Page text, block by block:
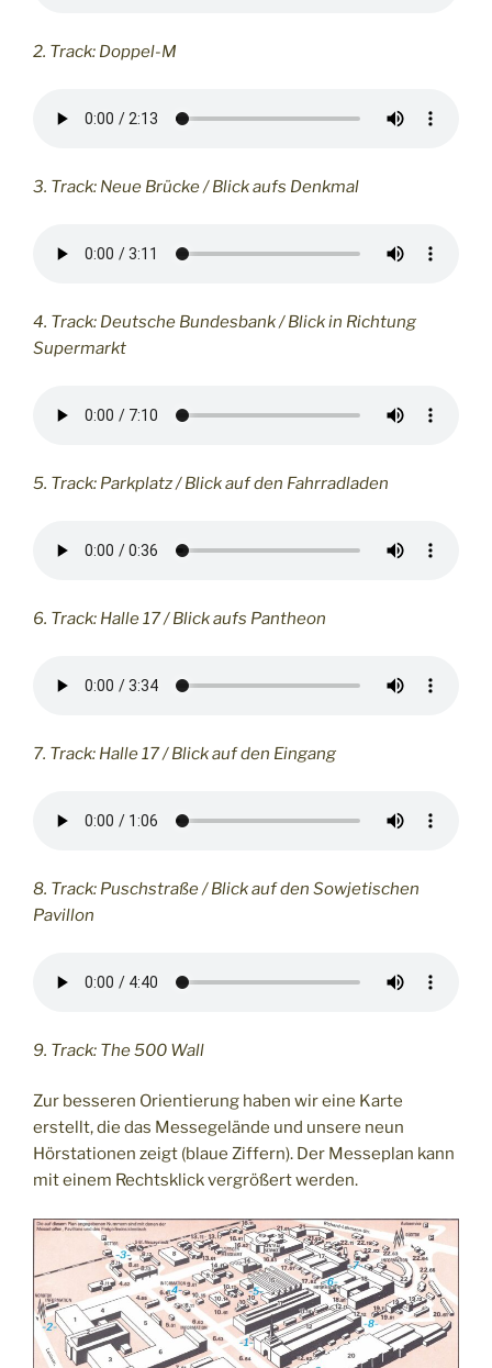
2. Track: Doppel-M
3. Track: Neue Brücke / Blick aufs Denkmal
4. Track: Deutsche Bundesbank / Blick in Richtung
Supermarkt
5. Track: Parkplatz / Blick auf den Fahrradladen
6. Track: Halle 17 / Blick aufs Pantheon
7. Track: Halle 17 / Blick auf den Eingang
8. Track: Puschstraße / Blick auf den Sowjetischen
Pavillon
9. Track: The 500 Wall
Zur besseren Orientierung haben wir eine Karte
erstellt, die das Messegelände und unsere neun
Hörstationen zeigt (blaue Ziffern). Der Messeplan kann
mit einem Rechtsklick vergrößert werden.